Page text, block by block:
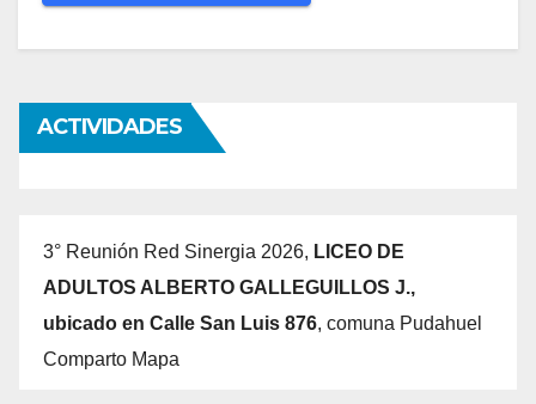
ACTIVIDADES
3° Reunión Red Sinergia 2026, LICEO DE
ADULTOS ALBERTO GALLEGUILLOS J.,
ubicado en Calle San Luis 876, comuna Pudahuel
Comparto Mapa